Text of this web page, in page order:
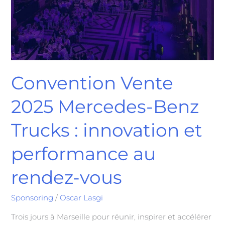
Convention Vente
2025 Mercedes-Benz
Trucks : innovation et
performance au
rendez-vous
Sponsoring /Oscar Lasgi
Trois jours à Marseille pour réunir, inspirer et accélérer